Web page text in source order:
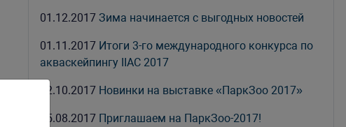
01.12.2017Зима начинается с выгодных новостей
01.11.2017 Итоги 3-го международного конкурса по
акваскейпингу IIAC 2017
02.10.2017 Новинки на выставке «ПаркЗоо 2017»
25.08.2017 Приглашаем на ПаркЗоо-2017!